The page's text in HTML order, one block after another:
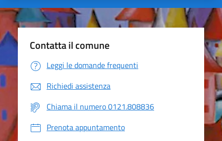
Contatta il comune
Leggi le domande frequenti
Richiedi assistenza
Chiama il numero 0121.808836
Prenota appuntamento